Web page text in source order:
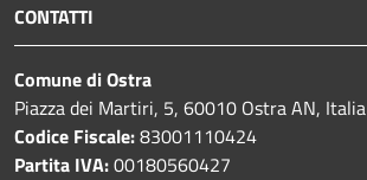
CONTATTI
Comune di Ostra
Piazza dei Martiri, 5, 60010 Ostra AN, Italia
Codice Fiscale:83001110424
Partita IVA:00180560427